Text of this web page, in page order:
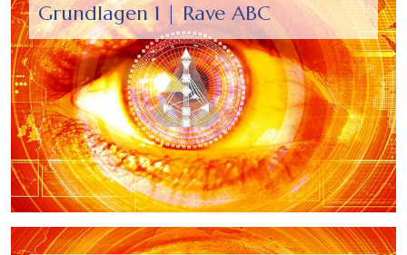
Grundlagen 1 | Rave ABC